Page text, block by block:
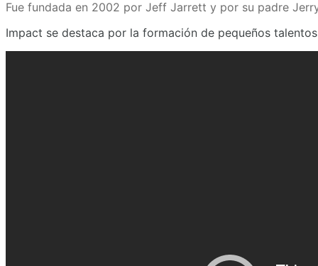
Fue fundada en 2002 por Jeff Jarrett y por su padre
Impact se destaca por la formación de pequeños